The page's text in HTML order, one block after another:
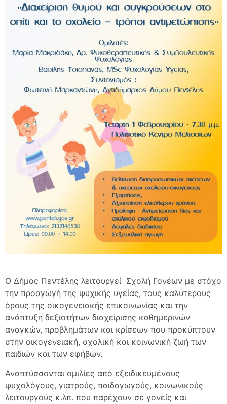
Ο Δήμος Πεντέλης λειτουργεί Σχολή Γονέων με στόχο
την προαγωγή της ψυχικής υγείας, τους καλύτερους
όρους της οικογενειακής επικοινωνίας και την
ανάπτυξη δεξιοτήτων διαχείρισης καθημερινών
αναγκών, προβλημάτων και κρίσεων που προκύπτουν
στην οικογενειακή, σχολική και κοινωνική ζωή των
παιδιών και των εφήβων.
Αναπτύσσονται ομιλίες από εξειδικευμένους
ψυχολόγους, γιατρούς, παιδαγωγούς, κοινωνικούς
λειτουργούς κ.λπ. που παρέχουν σε γονείς και